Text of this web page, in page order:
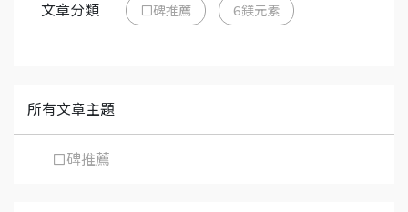
文章分類 口碑推薦 6鎂元素
所有文章主題
口碑推薦